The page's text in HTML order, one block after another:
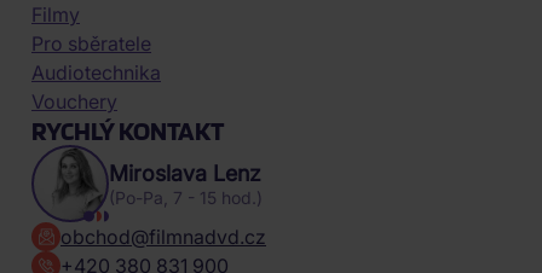
Filmy
Pro sběratele
Audiotechnika
Vouchery
RYCHLÝ KONTAKT
Miroslava Lenz
(Po-Pa, 7 - 15 hod.)
obchod@filmnadvd.cz
+420 380 831 900